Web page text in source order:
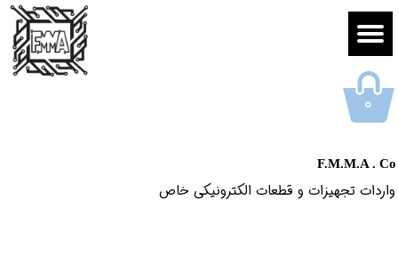
F.M.M.A . Co
واردات تجهیزات و قطعات الکترونیکى خاص​​​​​​​
۰